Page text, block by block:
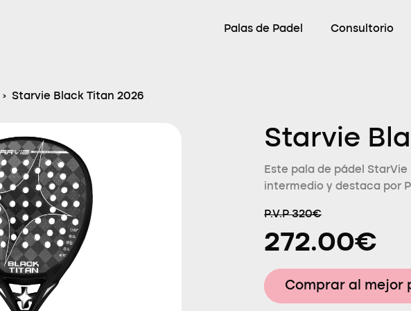
Palas de Padel Consultorio
› Starvie Black Titan 2026
Starvie
Este pala de pádel
intermedio y destaca por
P.V.P 320€
272.00€
Comprar al mejor